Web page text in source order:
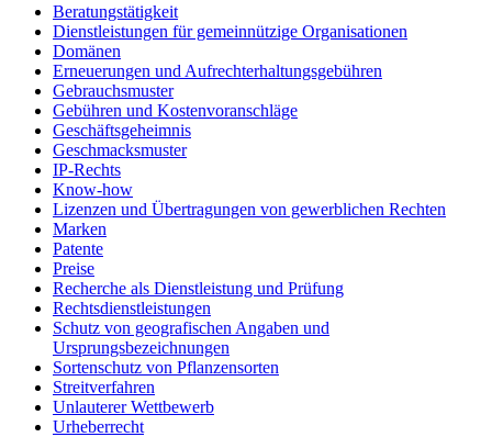
Beratungstätigkeit
Dienstleistungen für gemeinnützige Organisationen
Domänen
Erneuerungen und Aufrechterhaltungsgebühren
Gebrauchsmuster
Gebühren und Kostenvoranschläge
Geschäftsgeheimnis
Geschmacksmuster
IP-Rechts
Know-how
Lizenzen und Übertragungen von gewerblichen Rechten
Marken
Patente
Preise
Recherche als Dienstleistung und Prüfung
Rechtsdienstleistungen
Schutz von geografischen Angaben und
Ursprungsbezeichnungen
Sortenschutz von Pflanzensorten
Streitverfahren
Unlauterer Wettbewerb
Urheberrecht